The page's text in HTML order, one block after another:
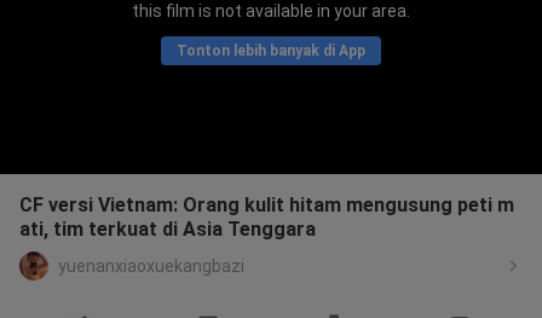
this film is not available in your area.
Tonton lebih banyak di App
CF versi Vietnam: Orang kulit hitam mengusung peti m
ati, tim terkuat di Asia Tenggara
yuenanxiaoxuekangbazi
Bahasa Indonesia